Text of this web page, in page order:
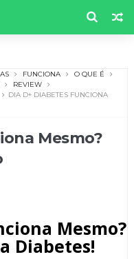
FUNCIONA
O QUE É
REVIEW
DIA D+ DIABETES FUNCIONA
Mesmo?
Mesmo?
Diabetes!